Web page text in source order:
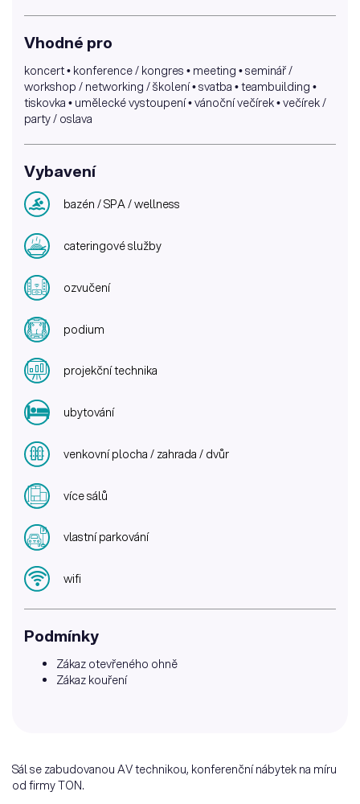
Vhodné pro
koncert • konference / kongres • meeting • seminář /
workshop / networking / školení • svatba • teambuilding •
tiskovka • umělecké vystoupení • vánoční večírek • večírek /
party / oslava
Vybavení
bazén / SPA / wellness
cateringové služby
ozvučení
podium
projekční technika
ubytování
venkovní plocha / zahrada / dvůr
více sálů
vlastní parkování
wifi
Podmínky
Zákaz otevřeného ohně
Zákaz kouření
Sál se zabudovanou AV technikou, konferenční nábytek na míru
od firmy TON.